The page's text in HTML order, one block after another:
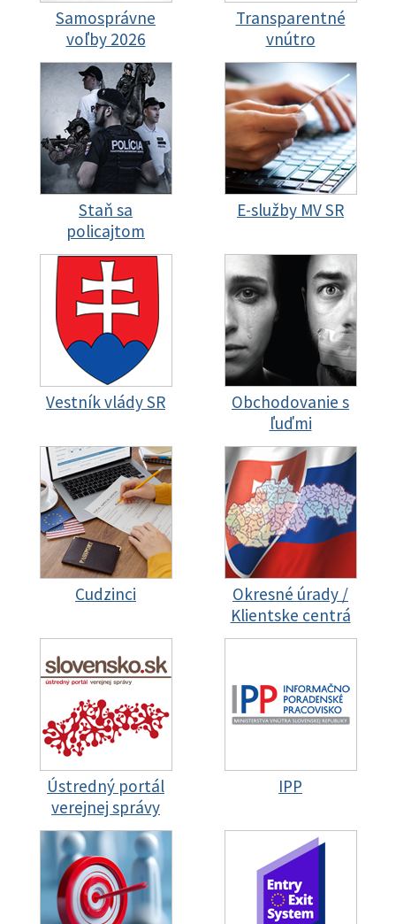
Samosprávne
voľby 2026
Transparentné
vnútro
Staň sa
policajtom
E-služby MV SR
Vestník vlády SR
Obchodovanie s
ľuďmi
Cudzinci
Okresné úrady /
Klientske centrá
Ústredný portál
verejnej správy
IPP